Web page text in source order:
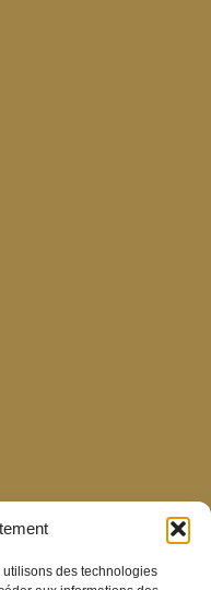
des technologies